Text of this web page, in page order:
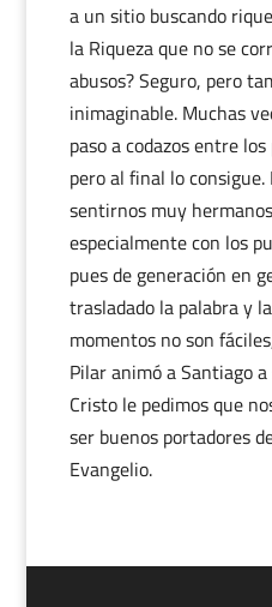
a un sitio buscando
la Riqueza que no se
abusos? Seguro, pero
inimaginable. Muchas
paso a codazos entre
pero al final lo
sentirnos muy
especialmente con los
pues de generación en
trasladado la palabra y
momentos no son
Pilar animó a Santiago
Cristo le pedimos que
ser buenos portadores
Evangelio.